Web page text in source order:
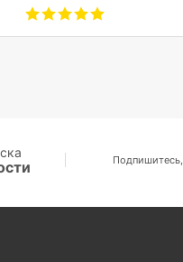
MP/Fingerprint/4cell/1,19
кг/W10Pro/3Y/SILVER